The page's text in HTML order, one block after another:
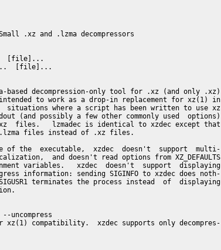
.xz and .lzma decompressors
[file]...
[file]...
based decompression-only tool for .xz (and only .xz)
to work as a drop-in replacement for xz(1) in
situations where a script has been written to use xz
(and possibly a few other commonly used  options)
files.   lzmadec is identical to xzdec except that
files instead of .xz files.
of the  executable,  xzdec  doesn't  support  multi-
and doesn't read options from XZ_DEFAULTS
variables.   xzdec  doesn't  support  displaying
information: sending SIGINFO to xzdec does noth-
terminates the process instead  of  displaying
--uncompress
xz(1) compatibility.  xzdec supports only decompres-